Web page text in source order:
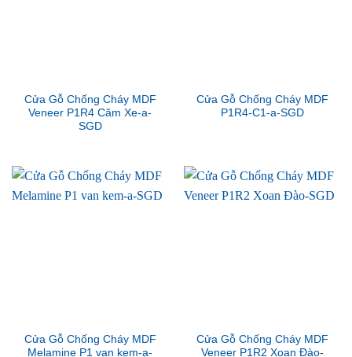
Cửa Gỗ Chống Cháy MDF
Veneer P1R4 Căm Xe-a-
SGD
Cửa Gỗ Chống Cháy MDF
P1R4-C1-a-SGD
Cửa Gỗ Chống Cháy MDF
Melamine P1 van kem-a-
Cửa Gỗ Chống Cháy MDF
Veneer P1R2 Xoan Đào-